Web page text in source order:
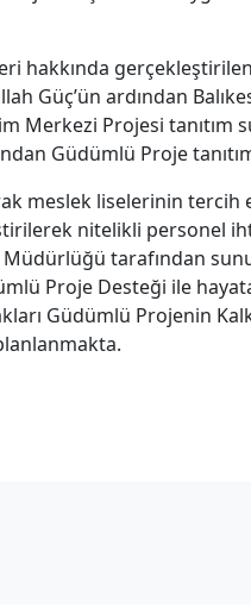
hakkında
Güç’ün ardından
Merkezi Projesi tanıtım
Güdümlü Proje
meslek liselerinin tercih
nitelikli personel
tarafından
Proje Desteği ile
Güdümlü Projenin